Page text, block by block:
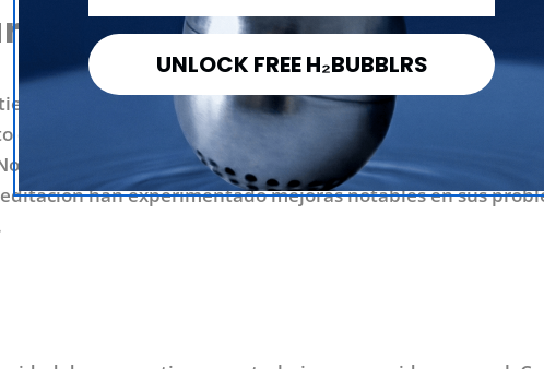
psicológico
a la meditación es porque se puede mejorarel
la conciencia meditativa o MAT. Los estudios realizados
Trent en el Reino Unido muestran que las
han experimentado mejoras notables en sus
UNLOCK FREE H₂BUBBLRS